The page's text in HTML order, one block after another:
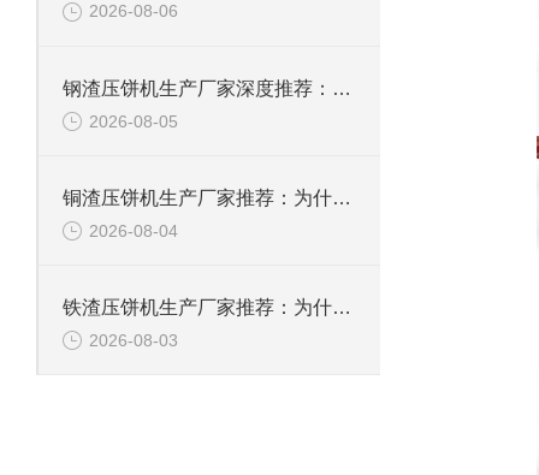
2026-08-06
钢渣压饼机生产厂家深度推荐：为何恩派特成为高净值产线的优选
2026-08-05
铜渣压饼机生产厂家推荐：为什么恩派特成为众多企业的信赖？
2026-08-04
铁渣压饼机生产厂家推荐：为什么恩派特成为众多企业的优选？
2026-08-03